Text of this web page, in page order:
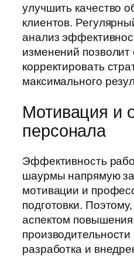
улучшить качество
клиентов.
анализ
изменений позволит
корректировать
максимального
Мотивация и
персонала
Эффективность
шаурмы напрямую
мотивации и
подготовки.
аспектом повышения
производительности
разработка и